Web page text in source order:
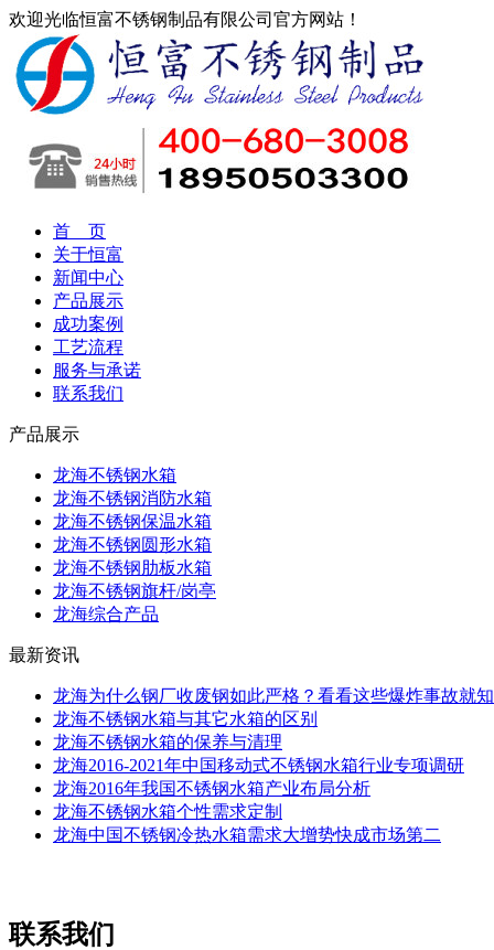
欢迎光临恒富不锈钢制品有限公司官方网站！
首 页
关于恒富
新闻中心
产品展示
成功案例
工艺流程
服务与承诺
联系我们
产品展示
龙海不锈钢水箱
龙海不锈钢消防水箱
龙海不锈钢保温水箱
龙海不锈钢圆形水箱
龙海不锈钢肋板水箱
龙海不锈钢旗杆/岗亭
龙海综合产品
最新资讯
龙海为什么钢厂收废钢如此严格？看看这些爆炸事故就
龙海不锈钢水箱与其它水箱的区别
龙海不锈钢水箱的保养与清理
龙海2016-2021年中国移动式不锈钢水箱行业专项调研
龙海2016年我国不锈钢水箱产业布局分析
龙海不锈钢水箱个性需求定制
龙海中国不锈钢冷热水箱需求大增势快成市场第二
联系我们